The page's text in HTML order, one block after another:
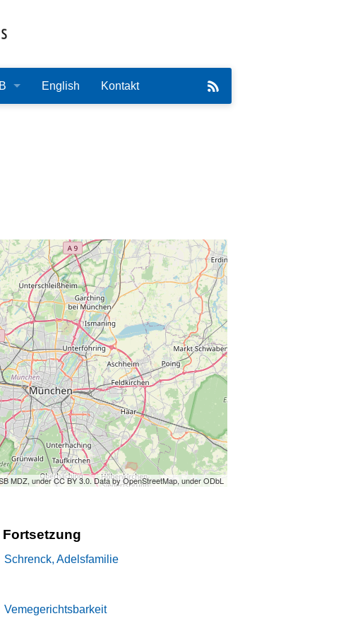
English Kontakt
MDZ, under CC BY 3.0. Data by OpenStreetMap, under ODbL
Fortsetzung
Schrenck, Adelsfamilie
Vemegerichtsbarkeit